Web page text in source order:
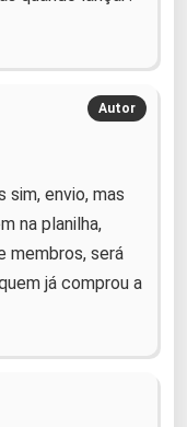
sim, envio, mas
na planilha,
membros, será
já comprou a